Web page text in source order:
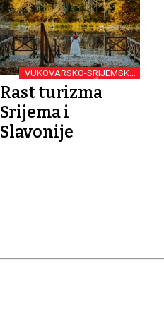
VUKOVARSKO-SRIJEMSKA
ŽUPANIJA
Rast turizma
Srijema i
Slavonije